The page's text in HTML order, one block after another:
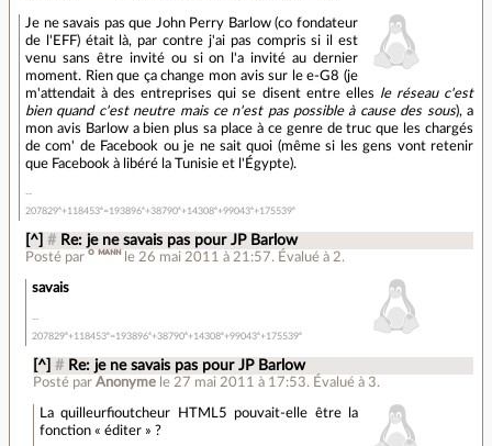
Je ne savais pas que John Perry Barlow (co fondateur
de l'EFF) était là, par contre j'ai pas compris si il est
venu sans être invité ou si on l'a invité au dernier
moment. Rien que ça change mon avis sur le e-G8 (je
m'attendait à des entreprises qui se disent entre elles le réseau c'est
bien quand c'est neutre mais ce n'est pas possible à cause des sous), a
mon avis Barlow a bien plus sa place à ce genre de truc que les chargés
de com' de Facebook ou je ne sait quoi (même si les gens vont retenir
que Facebook à libéré la Tunisie et l'Égypte).
207829⁶+118453⁶=193896⁶+38790⁶+14308⁶+99043⁶+175539⁶
[^] # Re: je ne savais pas pour JP Barlow
Posté parᴼ ᴹᴬᴺᴺ le 26 mai 2011 à 21:57. Évalué à 2.
savais
207829⁶+118453⁶=193896⁶+38790⁶+14308⁶+99043⁶+175539⁶
[^] # Re: je ne savais pas pour JP Barlow
Posté par Anonyme le 27 mai 2011 à 17:53. Évalué à 3.
La quilleurfioutcheur HTML5 pouvait-elle être la
fonction « éditer » ?